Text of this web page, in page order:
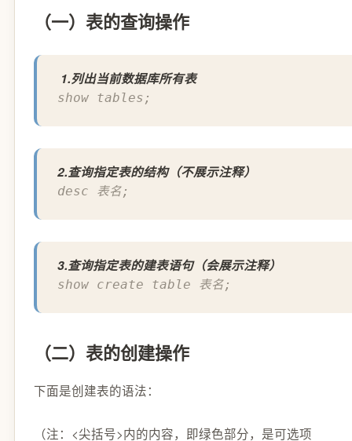
（一）表的查询操作
1.列出当前数据库所有表
show tables;
2.查询指定表的结构（不展示注释）
desc 表名;
3.查询指定表的建表语句（会展示注释）
show create table 表名;
（二）表的创建操作
下面是创建表的语法：
（注：<尖括号>内的内容，即绿色部分，是可选项